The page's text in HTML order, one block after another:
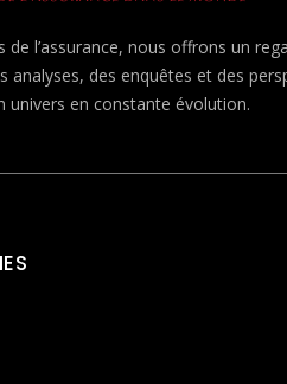
l’assurance, nous offrons un
des enquêtes et des
univers en constante évolution.